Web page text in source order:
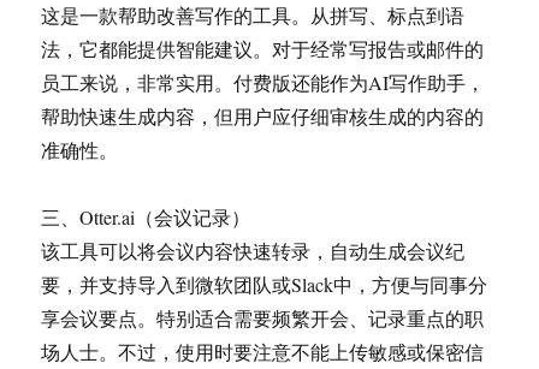
这是一款帮助改善写作的工具。从拼写、标点到语
法，它都能提供智能建议。对于经常写报告或邮件的
员工来说，非常实用。付费版还能作为AI写作助手，
帮助快速生成内容，但用户应仔细审核生成的内容的
准确性。
三、Otter.ai（会议记录）
该工具可以将会议内容快速转录，自动生成会议纪
要，并支持导入到微软团队或Slack中，方便与同事分
享会议要点。特别适合需要频繁开会、记录重点的职
场人士。不过，使用时要注意不能上传敏感或保密信